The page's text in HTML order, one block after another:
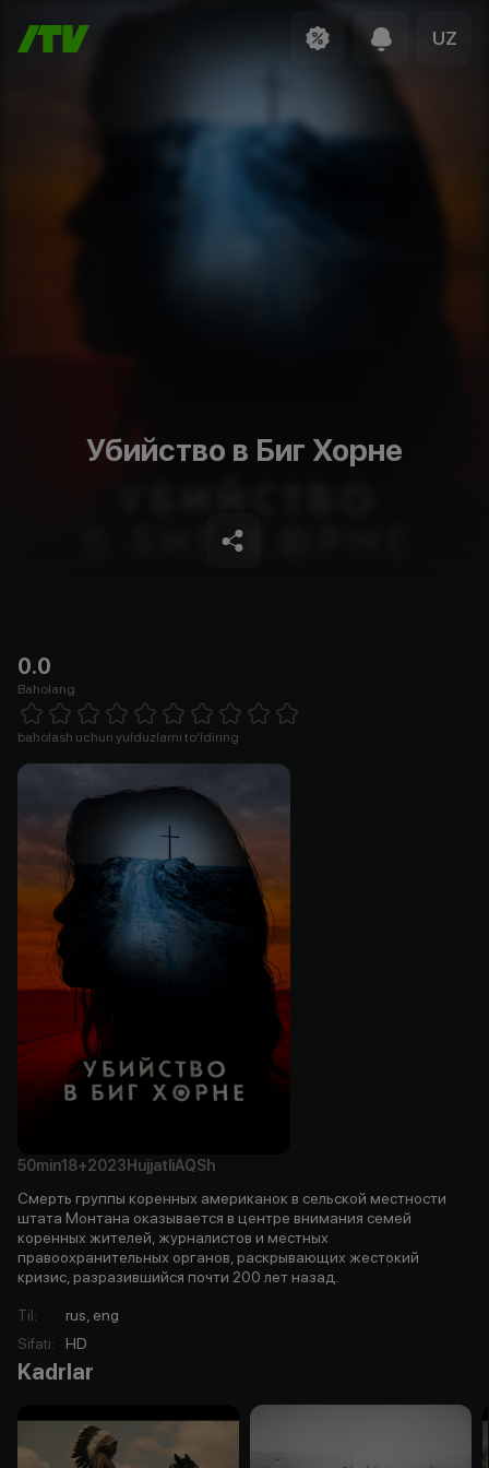
UZ
Убийство в Биг Хорне
0.0
Baholang
1 Star 2 Stars 3 Stars 4 Stars5 Stars 6 Stars7 Stars8 Stars
baholash uchun yulduzlarni to'ldiring
50min18+2023 HujjatliAQSh
Смерть группы коренных американок в сельской местности
штата Монтана оказывается в центре внимания семей
коренных жителей, журналистов и местных
правоохранительных органов, раскрывающих жестокий
кризис, разразившийся почти 200 лет назад.
Til:
rus, eng
Sifati: HD
Kadrlar